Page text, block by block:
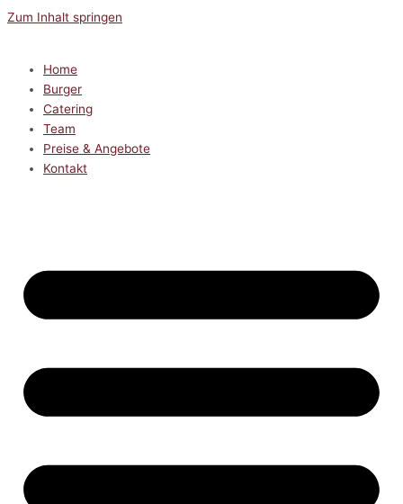
Zum Inhalt springen
Home
Burger
Catering
Team
Preise & Angebote
Kontakt